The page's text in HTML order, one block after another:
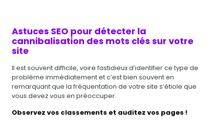
Astuces SEO pour détecter la
cannibalisation des mots clés sur votre
site
Il est souvent difficile, voire fastidieux d’identifier ce type de
problème immédiatement et c’est bien souvent en
remarquant que la fréquentation de votre site s’étiole que
vous devez vous en préoccuper.
Observez vos classements et auditez vos pages !